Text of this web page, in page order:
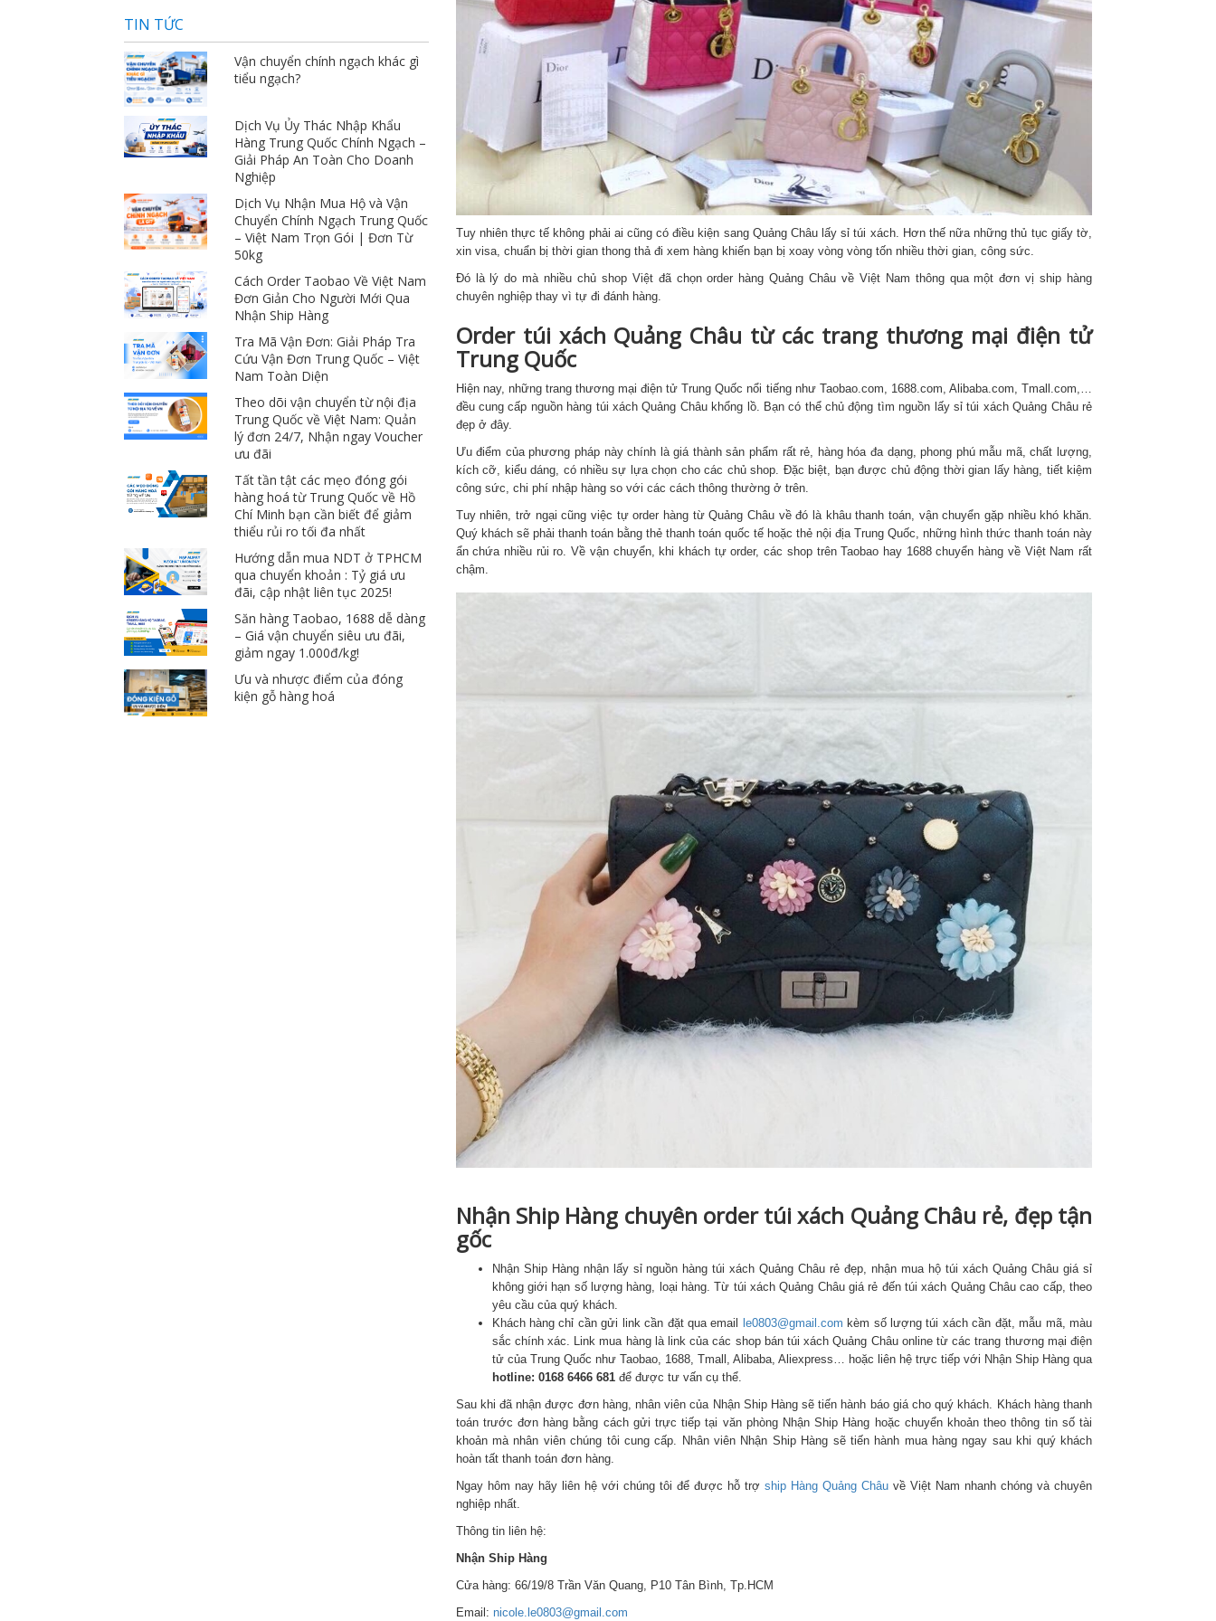
rất hợp lý so với chất lượng dịch vụ họ
mang lại. Có vấn đề xảy ra cũng hỗ trợ
mình rất nhiệt tình
đều được nhân viên tiếp nhận nhanh
chối .^^
TIN TỨC
Vận chuyển chính ngạch khác gì
tiểu ngạch?
Dịch Vụ Ủy Thác Nhập Khẩu
Hàng Trung Quốc Chính Ngạch –
Giải Pháp An Toàn Cho Doanh
Nghiệp
Dịch Vụ Nhận Mua Hộ và Vận
Chuyển Chính Ngạch Trung Quốc
– Việt Nam Trọn Gói | Đơn Từ
50kg
Cách Order Taobao Về Việt Nam
Đơn Giản Cho Người Mới Qua
Nhận Ship Hàng
Tra Mã Vận Đơn: Giải Pháp Tra
Cứu Vận Đơn Trung Quốc – Việt
Nam Toàn Diện
Theo dõi vận chuyển từ nội địa
Trung Quốc về Việt Nam: Quản
lý đơn 24/7, Nhận ngay Voucher
ưu đãi
Tất tần tật các mẹo đóng gói
hàng hoá từ Trung Quốc về Hồ
Chí Minh bạn cần biết để giảm
thiểu rủi ro tối đa nhất
Hướng dẫn mua NDT ở TPHCM
qua chuyển khoản : Tỷ giá ưu
đãi, cập nhật liên tục 2025!
Săn hàng Taobao, 1688 dễ dàng
– Giá vận chuyển siêu ưu đãi,
giảm ngay 1.000đ/kg!
Ưu và nhược điểm của đóng
kiện gỗ hàng hoá
Tuy nhiên thực tế không phải ai cũng có điều kiện sang Quảng Châu lấy sỉ túi xách. Hơn thế nữa những thủ tục giấy tờ,
xin visa, chuẩn bị thời gian thong thả đi xem hàng khiến bạn bị xoay vòng vòng tốn nhiều thời gian, công sức.
Đó là lý do mà nhiều chủ shop Việt đã chọn order hàng Quảng Châu về Việt Nam thông qua một đơn vị ship hàng
chuyên nghiệp thay vì tự đi đánh hàng.
Order túi xách Quảng Châu từ các trang thương mại điện tử
Trung Quốc
Hiện nay, những trang thương mại điện tử Trung Quốc nổi tiếng như Taobao.com, 1688.com, Alibaba.com, Tmall.com,…
đều cung cấp nguồn hàng túi xách Quảng Châu khổng lồ. Bạn có thể chủ động tìm nguồn lấy sỉ túi xách Quảng Châu rẻ
đẹp ở đây.
Ưu điểm của phương pháp này chính là giá thành sản phẩm rất rẻ, hàng hóa đa dạng, phong phú mẫu mã, chất lượng,
kích cỡ, kiểu dáng, có nhiều sự lựa chọn cho các chủ shop. Đặc biệt, bạn được chủ động thời gian lấy hàng, tiết kiệm
công sức, chi phí nhập hàng so với các cách thông thường ở trên.
Tuy nhiên, trở ngại cũng việc tự order hàng từ Quảng Châu về đó là khâu thanh toán, vận chuyển gặp nhiều khó khăn.
Quý khách sẽ phải thanh toán bằng thẻ thanh toán quốc tế hoặc thẻ nội địa Trung Quốc, những hình thức thanh toán này
ẩn chứa nhiều rủi ro. Về vận chuyển, khi khách tự order, các shop trên Taobao hay 1688 chuyển hàng về Việt Nam rất
chậm.
Nhận Ship Hàng chuyên order túi xách Quảng Châu rẻ, đẹp tận
gốc
Nhận Ship Hàng nhận lấy sỉ nguồn hàng túi xách Quảng Châu rẻ đẹp, nhận mua hộ túi xách Quảng Châu giá sỉ
không giới hạn số lượng hàng, loại hàng. Từ túi xách Quảng Châu giá rẻ đến túi xách Quảng Châu cao cấp, theo
yêu cầu của quý khách.
Khách hàng chỉ cần gửi link cần đặt qua email
le0803@gmail.com kèm số lượng túi xách cần đặt, mẫu mã, màu
sắc chính xác. Link mua hàng là link của các shop bán túi xách Quảng Châu online từ các trang thương mại điện
tử của Trung Quốc như Taobao, 1688, Tmall, Alibaba, Aliexpress… hoặc liên hệ trực tiếp với Nhận Ship Hàng qua
hotline: 0168 6466 681 để được tư vấn cụ thể.
Sau khi đã nhận được đơn hàng, nhân viên của Nhận Ship Hàng sẽ tiến hành báo giá cho quý khách. Khách hàng thanh
toán trước đơn hàng bằng cách gửi trực tiếp tại văn phòng Nhận Ship Hàng hoặc chuyển khoản theo thông tin số tài
khoản mà nhân viên chúng tôi cung cấp. Nhân viên Nhận Ship Hàng sẽ tiến hành mua hàng ngay sau khi quý khách
hoàn tất thanh toán đơn hàng.
Ngay hôm nay hãy liên hệ với chúng tôi để được hỗ trợ ship Hàng Quảng Châuvề Việt Nam nhanh chóng và chuyên
nghiệp nhất.
Thông tin liên hệ:
Nhận Ship Hàng
Cửa hàng: 66/19/8 Trần Văn Quang, P10 Tân Bình, Tp.HCM
Email: nicole.le0803@gmail.com